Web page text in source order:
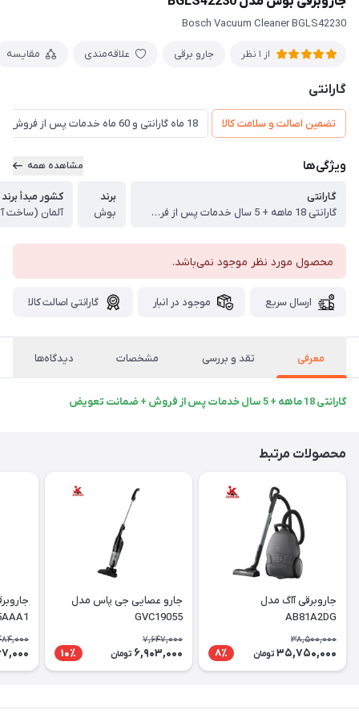
Bosch Vacuum Cleaner BGLS42230
از 1 نظر جارو برقی علاقه‌مندی مقایسه
گارانتی
تضمین اصالت و سلامت کالا 18 ماه گارانتی و 60 ماه خدمات پس از فروش و ضمانت تعویض
ویژگی‌ها مشاهده همه
گارانتی
گارانتی 18 ماهه + 5 سال خدمات پس از فروش + ضمانت تعویض
برند
بوش
کشور مبدأ برند
آلمان (ساخت
محصول مورد نظر موجود نمی‌باشد.
ارسال سریع موجود در انبار گارانتی اصالت کالا
معرفی تقد و بررسی مشخصات دیدگاه‌ها
گارانتی 18 ماهه + 5 سال خدمات پس از فروش + ضمانت تعویض
محصولات مرتبط
جاروبرقی آاگ مدل
AB81A2DG
38,500,000
35,750,000 تومان 8٪
جارو عصایی جی پاس مدل
GVC19055
7,647,000
6,903,000 تومان 10٪